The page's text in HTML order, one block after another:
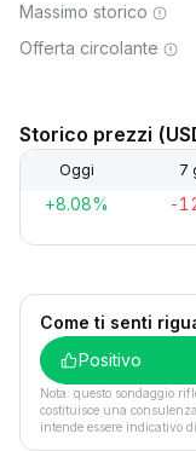
Massimo storico
Offerta circolante
Storico prezzi
Oggi 7
+8.08% -
Come ti senti
Positivo
Nota: questo sondaggio
costituisce una
intende essere indicativo